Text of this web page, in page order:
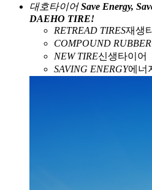
대호타이어 Save Energy,
DAEHO TIRE!
RETREAD TIRES재생
COMPOUND RUBBER
NEW TIRE신생타이어
SAVING ENERGY에너